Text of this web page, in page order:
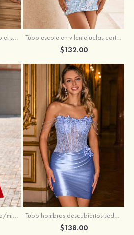
Tubo escote en v seda como el satén corto vestido para homecoming Tubo escote en v lentejuelas corto vestido para homecoming
$132.00
Tubo satén sin mangas corto/mini vestido para homecoming Tubo hombros descubiertos seda como el satén corto vestido para homecoming
$138.00